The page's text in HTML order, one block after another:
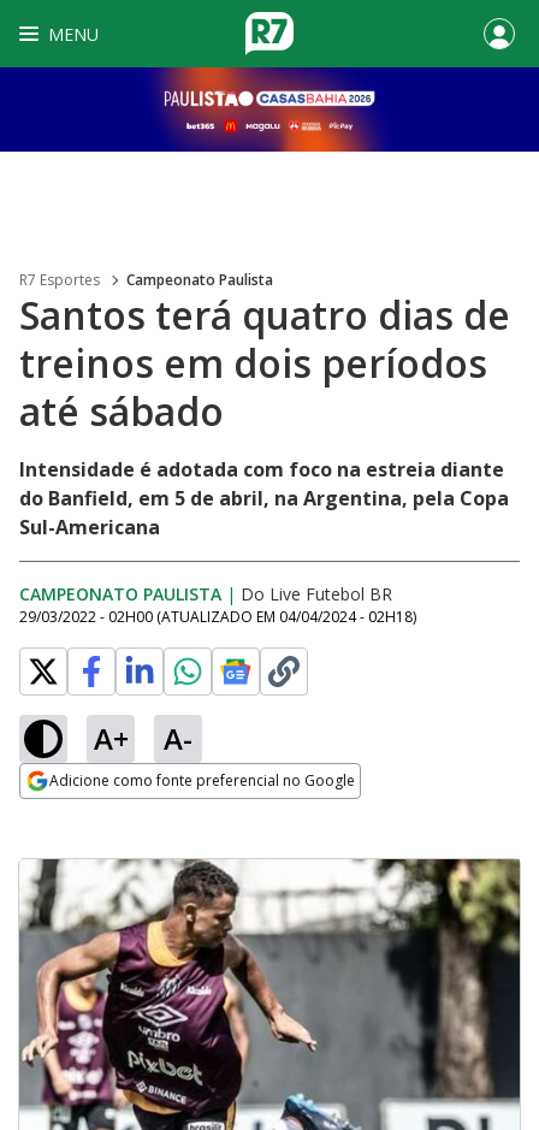
MENU
R7 Esportes Campeonato Paulista
Santos terá quatro dias de
treinos em dois períodos
até sábado
Intensidade é adotada com foco na estreia diante
do Banfield, em 5 de abril, na Argentina, pela Copa
Sul-Americana
CAMPEONATO PAULISTA | Do Live Futebol BR
29/03/2022 - 02H00 (ATUALIZADO EM 04/04/2024 - 02H18)
A+ A-
Adicione como fonte preferencial no Google